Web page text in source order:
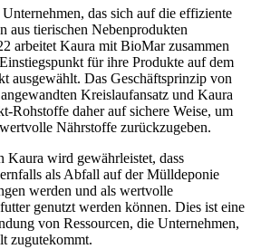
Unternehmen, das sich auf die effiziente
aus tierischen Nebenprodukten
arbeitet Kaura mit BioMarzusammen
für ihre Produkte auf dem
ausgewählt. Das Geschäftsprinzip von
Kreislaufansatz und Kaura
Rohstoffe daher auf sichere Weise, um
Nährstoffe zurückzugeben.
Kaura wird gewährleistet, dass
als Abfall auf der Mülldeponie
werden und als wertvolle
genutzt werden können. Dies ist eine
von Ressourcen, die Unternehmen,
zugutekommt.